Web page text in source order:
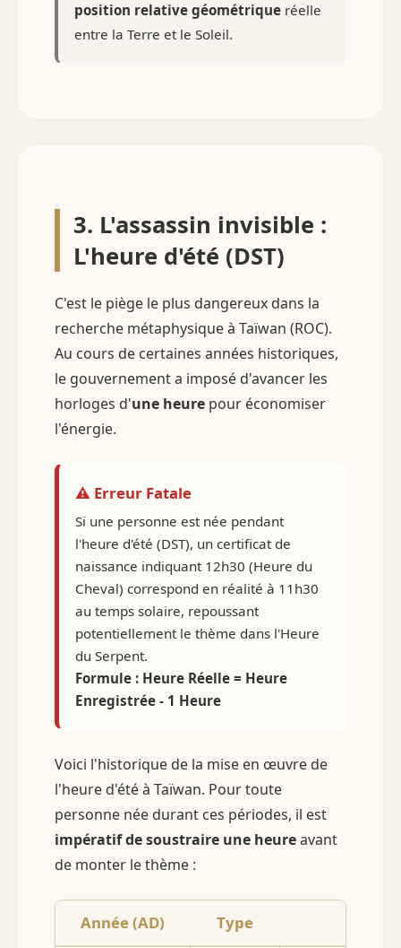
position relative géométrique réelle
entre la Terre et le Soleil.
3. L'assassin invisible :
L'heure d'été (DST)
C'est le piège le plus dangereux dans la
recherche métaphysique à Taïwan (ROC).
Au cours de certaines années historiques,
le gouvernement a imposé d'avancer les
horloges d'une heure pour économiser
l'énergie.
⚠ Erreur Fatale
Si une personne est née pendant
l'heure d'été (DST), un certificat de
naissance indiquant 12h30 (Heure du
Cheval) correspond en réalité à 11h30
au temps solaire, repoussant
potentiellement le thème dans l'Heure
du Serpent.
Formule : Heure Réelle = Heure
Enregistrée - 1 Heure
Voici l'historique de la mise en œuvre de
l'heure d'été à Taïwan. Pour toute
personne née durant ces périodes, il est
impératif de soustraire une heureavant
de monter le thème :
Année (AD) Type